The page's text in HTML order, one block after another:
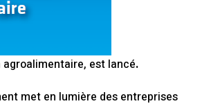
agroalimentaire, est lancé.
met en lumière des entreprises